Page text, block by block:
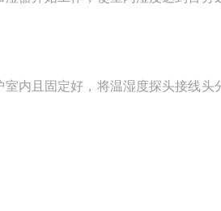
内且固定好，将温湿度探头接线头